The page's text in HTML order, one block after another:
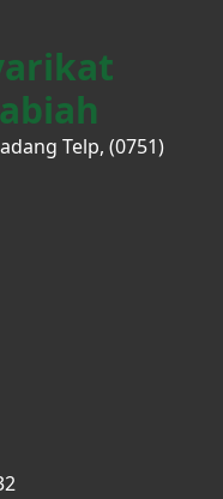
Telp, (0751)